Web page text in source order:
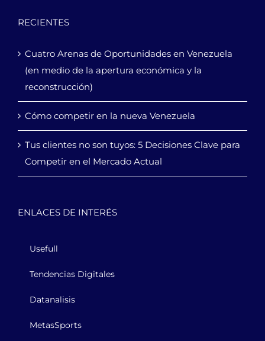
RECIENTES
Cuatro Arenas de Oportunidades en Venezuela
(en medio de la apertura económica y la
reconstrucción)
Cómo competir en la nueva Venezuela
Tus clientes no son tuyos: 5 Decisiones Clave para
Competir en el Mercado Actual
ENLACES DE INTERÉS
Usefull
Tendencias Digitales
Datanalisis
MetasSports